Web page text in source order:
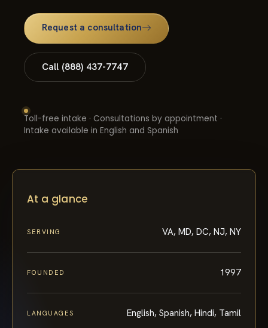
Request a consultation
Call (888) 437-7747
Toll-free intake · Consultations by appointment ·
Intake available in English and Spanish
At a glance
SERVING VA, MD, DC, NJ, NY
FOUNDED 1997
LANGUAGES English, Spanish, Hindi, Tamil